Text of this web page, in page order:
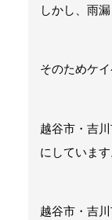
しかし、雨
そのためケ
越谷市・吉
にしています
越谷市・吉